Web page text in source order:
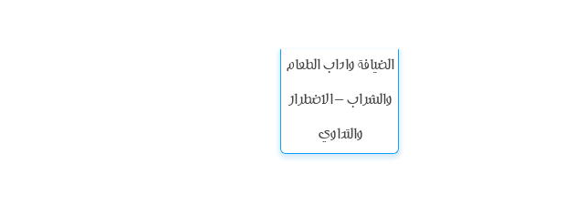
الضيافة واداب الطعام
والشراب – الاضطرار
والتداوي